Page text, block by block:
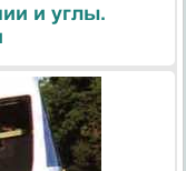
и углы.